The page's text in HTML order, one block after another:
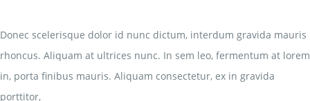
Donec scelerisque dolor id nunc dictum, interdum gravida mauris
rhoncus. Aliquam at ultrices nunc. In sem leo, fermentum at lorem
in, porta finibus mauris. Aliquam consectetur, ex in gravida
porttitor,